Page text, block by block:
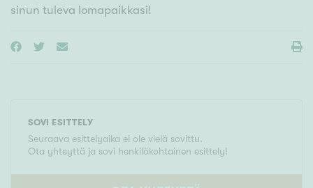
sinun tuleva lomapaikkasi!
SOVI ESITTELY
Seuraava esittelyaika ei ole vielä sovittu.
Ota yhteyttä ja sovi henkilökohtainen esittely!